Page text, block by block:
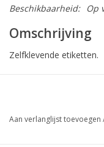
Beschikbaarheid:
Op
Omschrijving
Zelfklevende etiketten.
Verpakt per:
Aan verlanglijst toevoegen